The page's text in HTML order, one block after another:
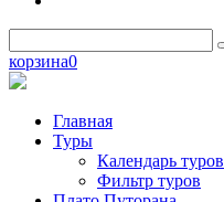
корзина0
Главная
Туры
Календарь туров
Фильтр туров